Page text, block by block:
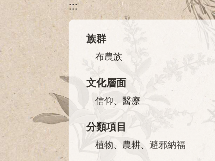
:::
族群
布農族
文化層面
信仰、醫療
分類項目
植物、農耕、避邪納福